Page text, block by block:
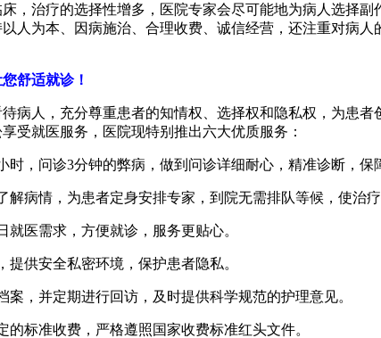
，治疗的选择性增多，医院专家会尽可能地为病人选择
人为本、因病施治、合理收费、诚信经营，还注重对病
舒适就诊！
病人，充分尊重患者的知情权、选择权和隐私权，为患
受就医服务，医院现特别推出六大优质服务：
时，问诊3分钟的弊病，做到问诊详细耐心，精准诊断，保
病情，为患者定身安排专家，到院无需排队等候，使治疗
医需求，方便就诊，服务更贴心。
供安全私密环境，保护患者隐私。
，并定期进行回访，及时提供科学规范的护理意见。
标准收费，严格遵照国家收费标准红头文件。